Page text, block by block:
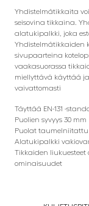
Yhdistelmätikkaita
seisovina tikkaina.
alatukipalkki, joka
Yhdistelmätikkaiden
sivupaarteina
vaakasuorassa
miellyttävä käyttää
vaivattomasti
Täyttää EN-131 -
Puolien syvyys 30 mm
Puolat
Alatukipalkki
Tikkaiden liukuesteet
ominaisuudet